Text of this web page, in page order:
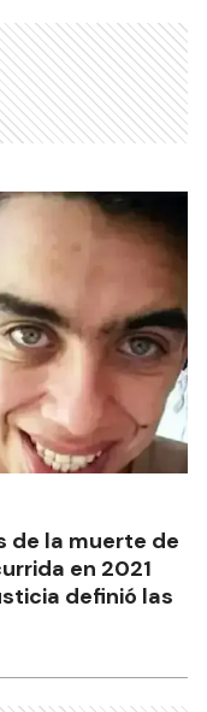
de la muerte de
en 2021
definió las